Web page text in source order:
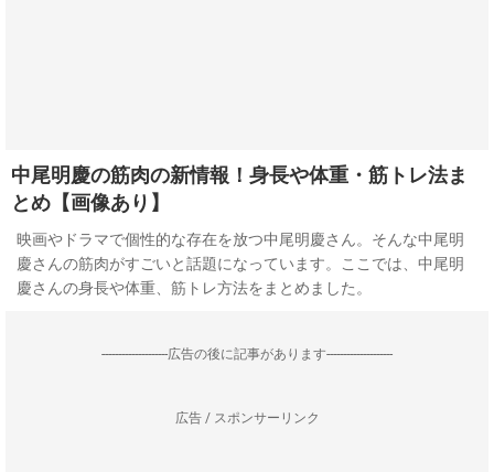
中尾明慶の筋肉の新情報！身長や体重・筋トレ法ま
とめ【画像あり】
映画やドラマで個性的な存在を放つ中尾明慶さん。そんな中尾明
慶さんの筋肉がすごいと話題になっています。ここでは、中尾明
慶さんの身長や体重、筋トレ方法をまとめました。
--------------------広告の後に記事があります--------------------
広告 / スポンサーリンク